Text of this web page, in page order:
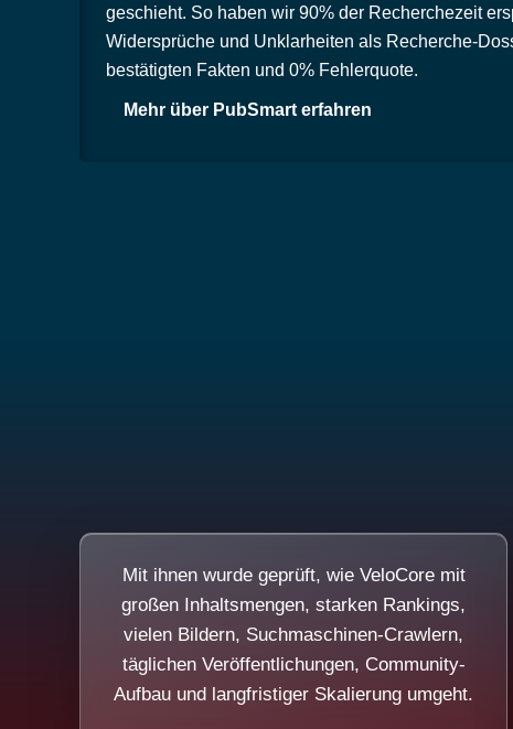
geschieht. So haben wir 90% der Recherchezeit
Widersprüche und Unklarheiten als Recherche-
bestätigten Fakten und 0% Fehlerquote.
Mehr über PubSmart erfahren
Mit ihnen wurde geprüft, wie VeloCore mit
großen Inhaltsmengen, starken Rankings,
vielen Bildern, Suchmaschinen-Crawlern,
täglichen Veröffentlichungen, Community-
Aufbau und langfristiger Skalierung umgeht.